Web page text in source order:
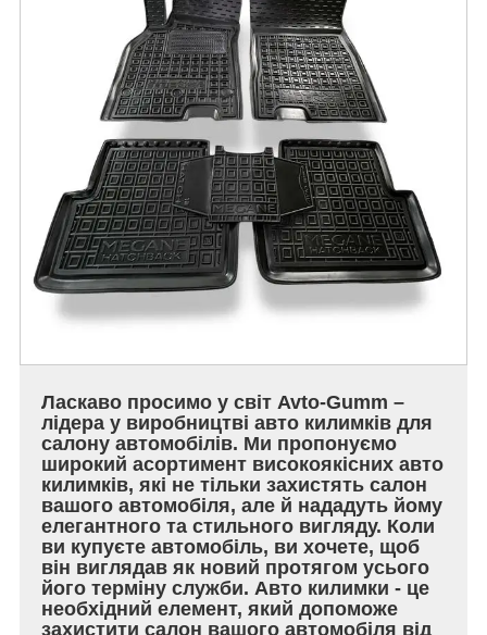
Ласкаво просимо у світ Avto-Gumm –
лідера у виробництві авто килимків для
салону автомобілів. Ми пропонуємо
широкий асортимент високоякісних авто
килимків, які не тільки захистять салон
вашого автомобіля, але й нададуть йому
елегантного та стильного вигляду. Коли
ви купуєте автомобіль, ви хочете, щоб
він виглядав як новий протягом усього
його терміну служби. Авто килимки - це
необхідний елемент, який допоможе
захистити салон вашого автомобіля від